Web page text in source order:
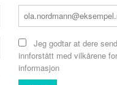
Jeg godtar at dere
innforstått med vilkårene
informasjon